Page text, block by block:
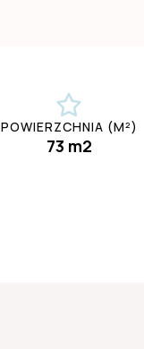
POWIERZCHNIA (M²)
73 m2